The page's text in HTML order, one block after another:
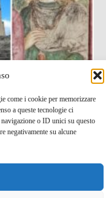
come i cookie per memorizzare
a queste tecnologie ci
o ID unici su questo
negativamente su alcune
delle Crete
scoprire